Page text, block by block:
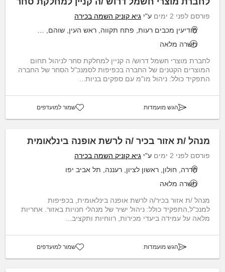
פורסם לפני 2 ימים ע"י גיא קוניק השמה בכירה
מודיעין מכבים רעות, פתח תקווה, ראש העין, שוהם, תל אביב יפו
משרה מלאה
לחברת מוצרי חשמל דרוש/ ה קניין למחלקת סחר לניהול תחום
המוצרים הקטנים של החברה בכפיפות לסמנכ"ל הסחר של החברה
התפקיד כולל: ניהול מו"מ עם ספקים בניות...
הגש מועמדות שמור למועדפים
מנהל /ת אזור בכיר /ה לרשת אופנה בינלאומית
פורסם לפני 2 ימים ע"י גיא קוניק השמה בכירה
חדרה, חולון, ראשון לציון, רעננה, תל אביב יפו
משרה מלאה
מנהל /ת אזור בכיר/ה לרשת אופנה בינלאומית, בכפיפות
למנכ"ל,התפקיד כולל: ניהול ישיר של מנהלי חנויות באזור. אחריות
מלאה על עמידה ביעדי מכירות, רווחיות ותקציב...
הגש מועמדות שמור למועדפים